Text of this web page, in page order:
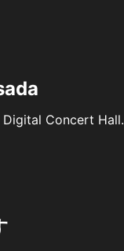
Concert Hall.